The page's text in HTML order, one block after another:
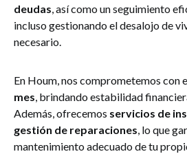
deudas, así como un seguimiento
incluso gestionando el desalojo de
necesario.
En Houm, nos comprometemos con
mes, brindando estabilidad
Además, ofrecemos servicios de
gestión de reparaciones, lo que
mantenimiento adecuado de tu